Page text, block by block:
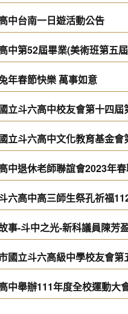
中台南一日遊活動公告
中第52屆畢業(美術班第五
年春節快樂 萬事如意
立斗六高中校友會第十四屆
立斗六高中文化教育基金
中退休老師聯誼會2023年
六高中高三師生祭孔祈福
事-斗中之光-新科議員陳芳
國立斗六高級中學校友會
中舉辦111年度全校運動大